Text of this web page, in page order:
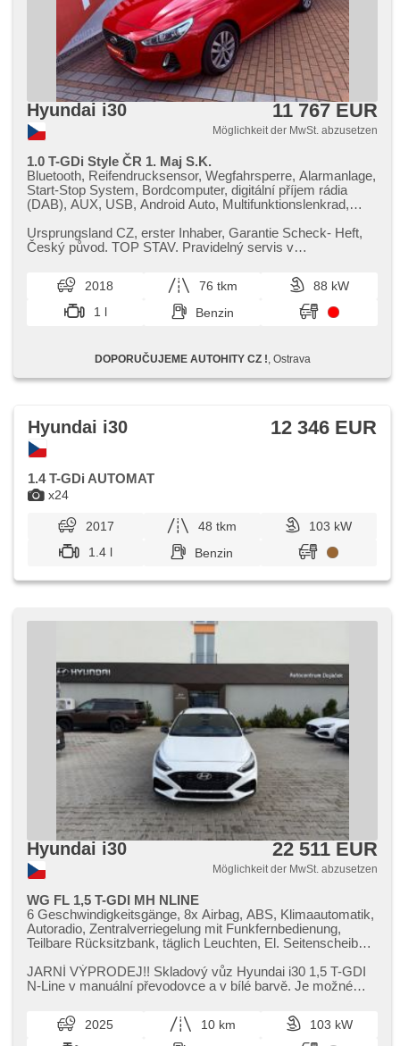
Hyundai i30 11 767 EUR
Möglichkeit der MwSt. abzusetzen
1.0 T-GDi Style ČR 1. Maj S.K.
Bluetooth, Reifendrucksensor, Wegfahrsperre, Alarmanlage,
Start-Stop System, Bordcomputer, digitální příjem rádia
(DAB), AUX, USB, Android Auto, Multifunktionslenkrad,
Gepäckraum, höheneinstellbare Sitze, beheizte Sitze,
Heckscheibenwischer, automatické přepínání dálkových
Klappspiegel, Lichtsensor, El. Seitenscheiben, Getönte
Scheiben, Dachträger, Klimaautomatik, 2-Zonen
Klimaanlage, Vorderlichter LED,
Beifahrerairbagdeaktivierung, Zentralverriegelung mit
přední, Außenthermometer, Servolenkung, Elektronisches
Stabilitätsprogramm (ESP), Antriebsschlupfregelung (ASR),
Ursprungsland CZ,​ erster Inhaber,​ Garantie Scheck​- Heft,​
Český původ. TOP STAV. Pravidelný servis v
2018 76 tkm
88 kW
1 l
Benzin
DOPORUČUJEME AUTOHITY CZ ! , Ostrava
x24
Hyundai i30 12 346 EUR
1.4 T-GDi AUTOMAT
2017 48 tkm
103 kW
1.4 l
Benzin
Hyundai i30 22 511 EUR
Möglichkeit der MwSt. abzusetzen
WG FL 1,5 T-GDI MH NLINE
6 Geschwindigkeitsgänge, 8x Airbag, ABS, Klimaautomatik,
Autoradio, Zentralverriegelung mit Funkfernbedienung,
Teilbare Rücksitzbank, täglich Leuchten, El. Seitenscheiben,
Alufelgen, Handgetriebe, Nebelscheinwerfer,
Multifunktionslenkrad, Lenkrad einstellbar, Bordcomputer,
Antriebsschlupfregelung (ASR), Navigation,
Scheibenwischersensor, Lichtsensor, Elektronisches
Stabilitätsprogramm (ESP), Tempomat, USB, beheizte
JARNÍ VÝPRODEJ!! Skladový vůz Hyundai i30 1,​5 T​-GDI
N​-Line v manuální převodovce a v bílé barvě. Je možné
2025 10 km
103 kW